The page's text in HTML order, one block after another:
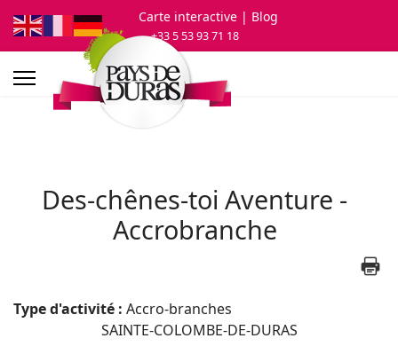
Carte interactive| Blog
+33 5 53 93 71 18
Des-chênes-toi Aventure -
Accrobranche
Type d'activité : Accro-branches
SAINTE-COLOMBE-DE-DURAS